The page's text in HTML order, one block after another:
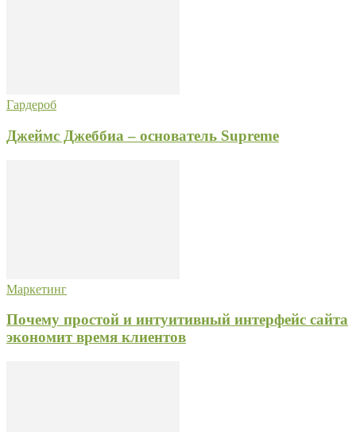
Гардероб
Джеймс Джеббиа – основатель Supreme
Маркетинг
Почему простой и интуитивный интерфейс сайта
экономит время клиентов